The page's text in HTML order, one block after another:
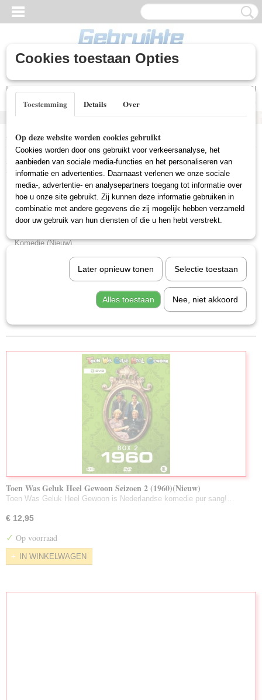
Inloggen
UW WINKELWAGEN
Home >Nieuwe DVD's>T.V. Series (Nieuw)
Nieuwe DVD's
Horror (Nieuw)
Thriller (Nieuw)
Komedie (Nieuw)
Western (Nieuw)
Documentaire (Nieuw)
Sorteer op:
1 2 »
Toen Was Geluk Heel Gewoon Seizoen 2 (1960)(Nieuw)
Toen Was Geluk Heel Gewoon is Nederlandse komedie pur sang!…
€ 12,95
✓ Op voorraad
IN WINKELWAGEN
Cookies toestaan Opties
Toestemming Details Over
Op deze website worden cookies gebruikt
Cookies worden door ons gebruikt voor verkeersanalyse, het
aanbieden van sociale media-functies en het personaliseren van
informatie en advertenties. Daarnaast verlenen we onze sociale
media-, advertentie- en analysepartners toegang tot informatie over
hoe u onze site gebruikt. Zij kunnen deze informatie gebruiken in
combinatie met andere gegevens die zij mogelijk hebben verzameld
door uw gebruik van hun diensten of die u hen hebt verstrekt.
Later opnieuw tonen Selectie toestaan
Alles toestaan Nee, niet akkoord